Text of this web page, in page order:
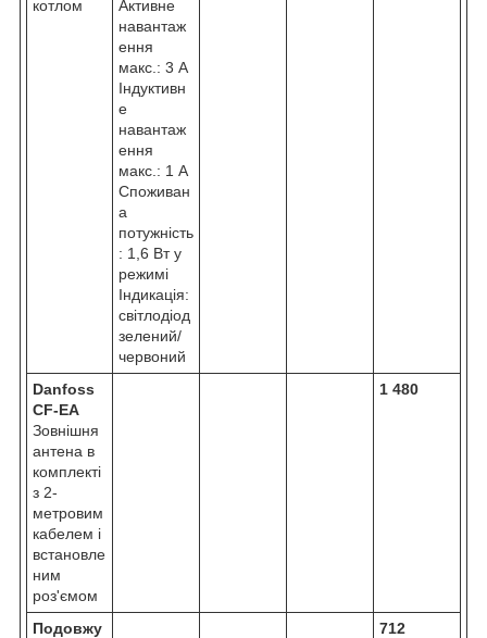
котлом
Активне
навантаж
ення
макс.: 3 А
Індуктивн
е
навантаж
ення
макс.: 1 А
Споживан
а
потужність
: 1,6 Вт у
режимі
Індикація:
світлодіод
зелений/
червоний
Danfoss
CF-EA
Зовнішня
антена в
комплекті
з 2-
метровим
кабелем і
встановле
ним
роз'ємом
1 480
Подовжу
712